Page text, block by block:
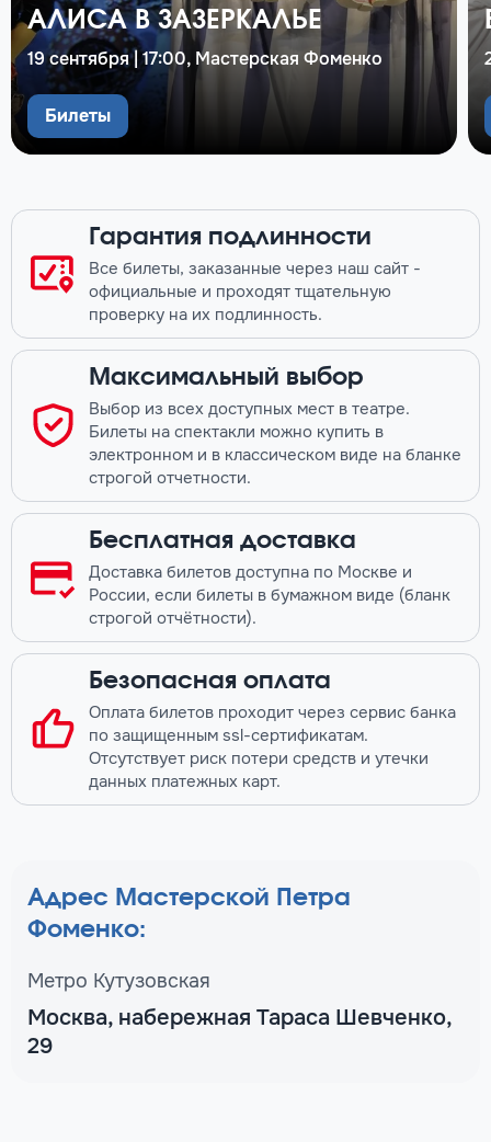
АЛИСА В ЗАЗЕРКАЛЬЕ
19 сентября | 17:00, Мастерская Фоменко
Билеты
Гарантия подлинности
Все билеты, заказанные через наш сайт -
официальные и проходят тщательную
проверку на их подлинность.
Максимальный выбор
Выбор из всех доступных мест в театре.
Билеты на спектакли можно купить в
электронном и в классическом виде на бланке
строгой отчетности.
Бесплатная доставка
Доставка билетов доступна по Москве и
России, если билеты в бумажном виде (бланк
строгой отчётности).
Безопасная оплата
Оплата билетов проходит через сервис банка
по защищенным ssl-сертификатам.
Отсутствует риск потери средств и утечки
данных платежных карт.
Адрес Мастерской Петра
Фоменко:
Метро Кутузовская
Москва, набережная Тараса Шевченко,
29